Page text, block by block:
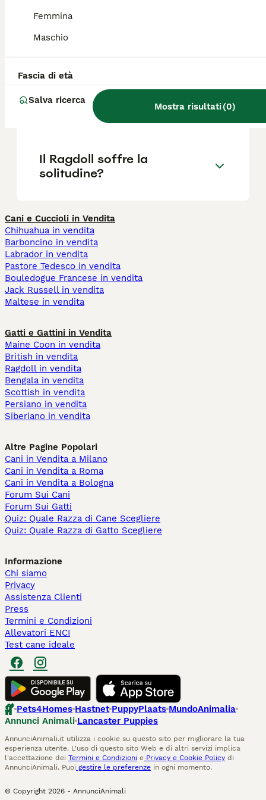
Femmina
Maschio
Fascia di età
Salva ricerca
Mostra risultati(0)
Quanto costa un gattino
Il Ragdoll soffre la
solitudine?
Cani e Cuccioli in Vendita
Chihuahua in vendita
Barboncino in vendita
Labrador in vendita
Pastore Tedesco in vendita
Bouledogue Francese in vendita
Jack Russell in vendita
Maltese in vendita
Gatti e Gattini in Vendita
Maine Coon in vendita
British in vendita
Ragdoll in vendita
Bengala in vendita
Scottish in vendita
Persiano in vendita
Siberiano in vendita
Altre Pagine Popolari
Cani in Vendita a Milano
Cani in Vendita a Roma
Cani in Vendita a Bologna
Forum Sui Cani
Forum Sui Gatti
Quiz: Quale Razza di Cane Scegliere
Quiz: Quale Razza di Gatto Scegliere
Informazione
Chi siamo
Privacy
Assistenza Clienti
Press
Termini e Condizioni
Allevatori ENCI
Test cane ideale
Pets4Homes Hastnet PuppyPlaats MundoAnimalia
Annunci Animali Lancaster Puppies
AnnunciAnimali.it utilizza i cookie su questo sito per migliorare la tua
esperienza utente. L'uso di questo sito Web e di altri servizi implica
l'accettazione dei Termini e Condizioni e Privacy e Cookie Policy di
AnnunciAnimali. Puoi gestire le preferenze in ogni momento.
© Copyright 2026 - AnnunciAnimali